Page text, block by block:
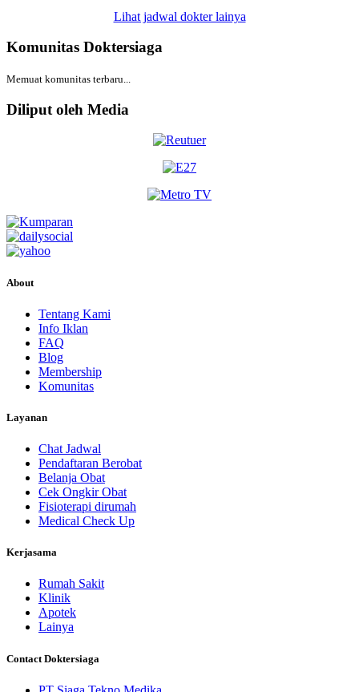
Lihat jadwal dokter lainya
Komunitas Doktersiaga
Memuat komunitas terbaru...
Diliput oleh Media
About
Tentang Kami
Info Iklan
FAQ
Blog
Membership
Komunitas
Layanan
Chat Jadwal
Pendaftaran Berobat
Belanja Obat
Cek Ongkir Obat
Fisioterapi dirumah
Medical Check Up
Kerjasama
Rumah Sakit
Klinik
Apotek
Lainya
Contact Doktersiaga